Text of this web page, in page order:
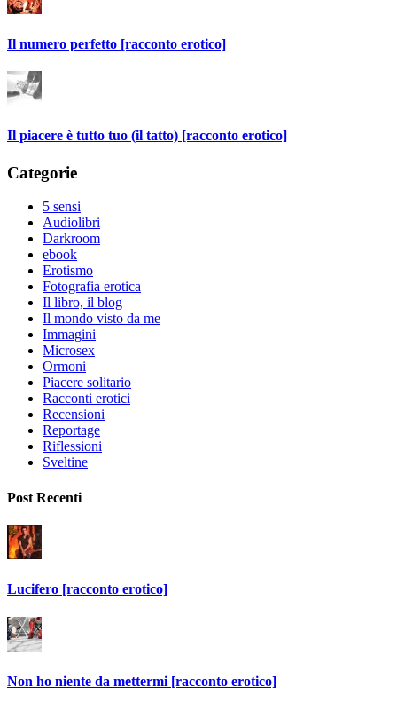
Il numero perfetto [racconto erotico]
Il piacere è tutto tuo (il tatto) [racconto erotico]
Categorie
5 sensi
Audiolibri
Darkroom
ebook
Erotismo
Fotografia erotica
Il libro, il blog
Il mondo visto da me
Immagini
Microsex
Ormoni
Piacere solitario
Racconti erotici
Recensioni
Reportage
Riflessioni
Sveltine
Post Recenti
Lucifero [racconto erotico]
Non ho niente da mettermi [racconto erotico]